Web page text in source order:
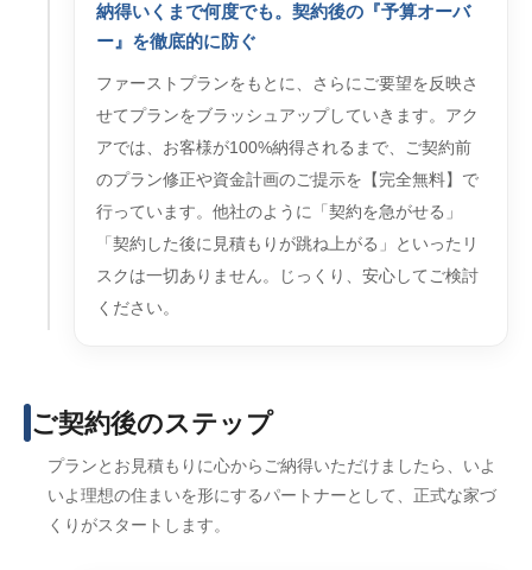
納得いくまで何度でも。契約後の『予算オーバ
ー』を徹底的に防ぐ
ファーストプランをもとに、さらにご要望を反映さ
せてプランをブラッシュアップしていきます。アク
アでは、お客様が100%納得されるまで、ご契約前
のプラン修正や資金計画のご提示を【完全無料】で
行っています。他社のように「契約を急がせる」
「契約した後に見積もりが跳ね上がる」といったリ
スクは一切ありません。じっくり、安心してご検討
ください。
ご契約後のステップ
プランとお見積もりに心からご納得いただけましたら、いよ
いよ理想の住まいを形にするパートナーとして、正式な家づ
くりがスタートします。